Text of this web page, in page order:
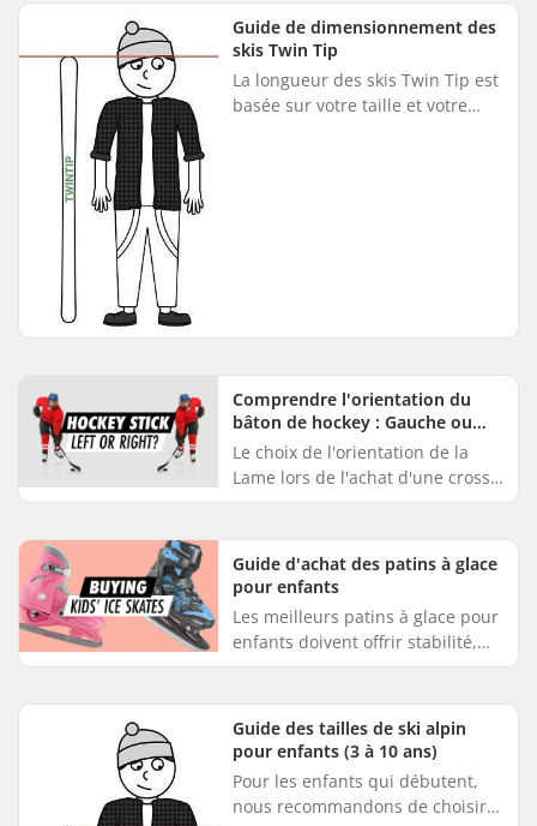
Guide de dimensionnement des
skis Twin Tip
La longueur des skis Twin Tip est
basée sur votre taille et votre
Comprendre l'orientation du
bâton de hockey : Gauche ou
droite
Le choix de l'orientation de la
Lame lors de l'achat d'une crosse
de hockey est essentiel pour
expliquera comment l'orientati...
Guide d'achat des patins à glace
pour enfants
Les meilleurs patins à glace pour
enfants doivent offrir stabilité,
confort et plaisir. Lorsque vous
enfant, tenez co...
Guide des tailles de ski alpin
pour enfants (3 à 10 ans)
Pour les enfants qui débutent,
nous recommandons de choisir